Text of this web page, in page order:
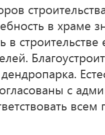
в храме
в
с